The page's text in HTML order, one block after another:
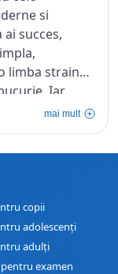
Franka e
si
to be
si
ai succes,
limba straina.
Iar
se pare ca si
singur lucru
la Lingua
foarte bine
mai mult
copii
adolescenți
adulți
examen